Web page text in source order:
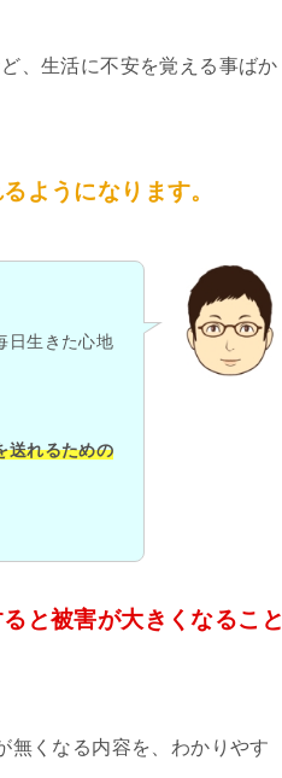
、生活に不安を覚える事ばか
ようになります。
日生きた心地
送れるための
と被害が大きくなること
無くなる内容を、わかりやす